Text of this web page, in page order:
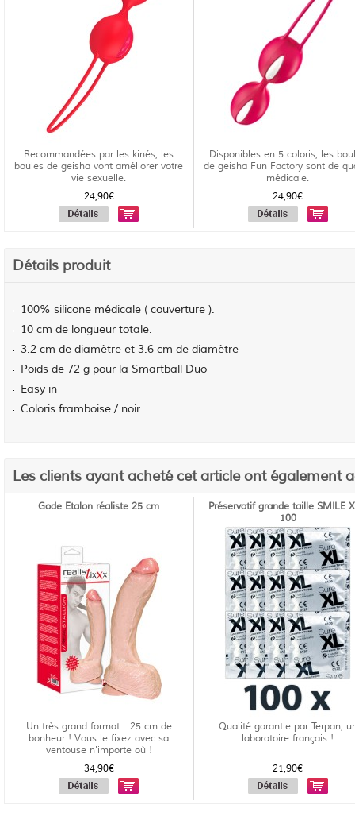
Recommandées par les kinés, les
boules de geisha vont améliorer votre
vie sexuelle.
24,90€
Disponibles en 5 coloris, les
de geisha Fun Factory sont de
médicale.
24,90€
Détails produit
100% silicone médicale ( couverture ).
10 cm de longueur totale.
3.2 cm de diamètre et 3.6 cm de diamètre
Poids de 72 g pour la Smartball Duo
Easy in
Coloris framboise / noir
Les clients ayant acheté cet article ont également
Gode Etalon réaliste 25 cm
Un très grand format... 25 cm de
bonheur ! Vous le fixez avec sa
ventouse n'importe où !
34,90€
Préservatif grande taille SMILE
100
Qualité garantie par Terpan,
laboratoire français !
21,90€